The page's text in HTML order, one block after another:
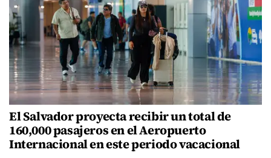
El Salvador proyecta recibir un total de
160,000 pasajeros en el Aeropuerto
Internacional en este periodo vacacional